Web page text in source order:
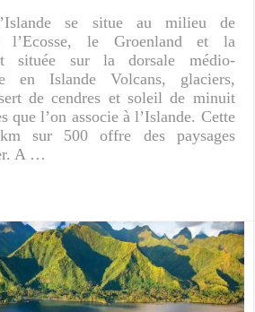
se situe au milieu de
l’Ecosse, le Groenland et la
située sur la dorsale médio-
en Islande Volcans, glaciers,
de cendres et soleil de minuit
que l’on associe à l’Islande. Cette
sur 500 offre des paysages
A …